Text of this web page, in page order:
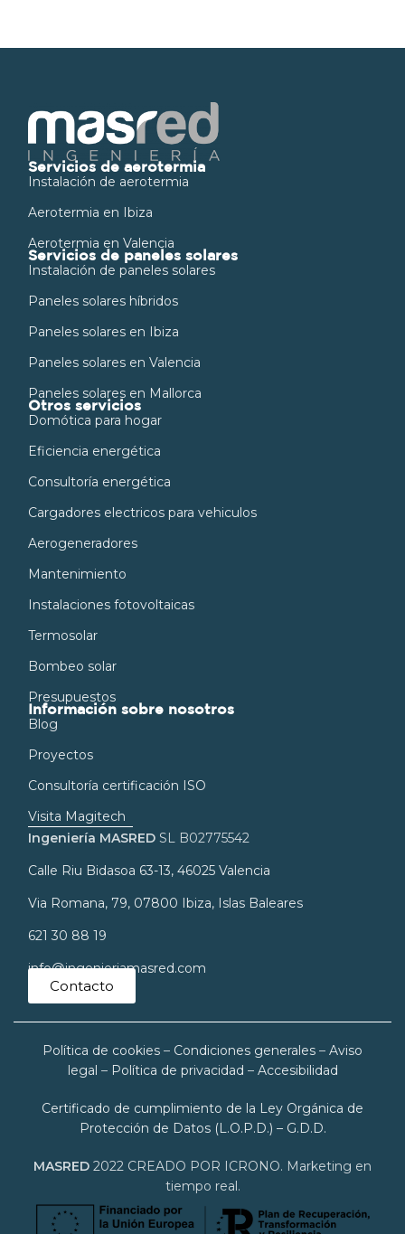
Servicios de aerotermia
Instalación de aerotermia
Aerotermia en Ibiza
Aerotermia en Valencia
Servicios de paneles solares
Instalación de paneles solares
Paneles solares híbridos
Paneles solares en Ibiza
Paneles solares en Valencia
Paneles solares en Mallorca
Otros servicios
Domótica para hogar
Eficiencia energética
Consultoría energética
Cargadores electricos para vehiculos
Aerogeneradores
Mantenimiento
Instalaciones fotovoltaicas
Termosolar
Bombeo solar
Presupuestos
Información sobre nosotros
Blog
Proyectos
Consultoría certificación ISO
Visita Magitech
Ingeniería MASRED SL B02775542
Calle Riu Bidasoa 63-13, 46025 Valencia
Via Romana, 79, 07800 Ibiza, Islas Baleares
621 30 88 19
info@ingenieriamasred.com
Contacto
Política de cookies – Condiciones generales – Aviso
legal – Política de privacidad – Accesibilidad
Certificado de cumplimiento de la Ley Orgánica de
Protección de Datos (L.O.P.D.) – G.D.D.
MASRED 2022 CREADO POR ICRONO. Marketing en
tiempo real.